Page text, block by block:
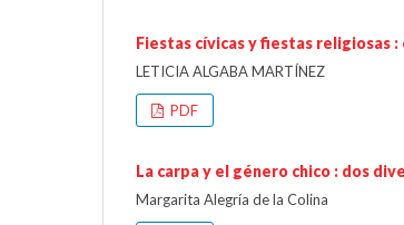
Fiestas cívicas y fiestas religiosas
LETICIA ALGABA MARTÍNEZ
PDF
La carpa y el género chico : dos
Margarita Alegría de la Colina